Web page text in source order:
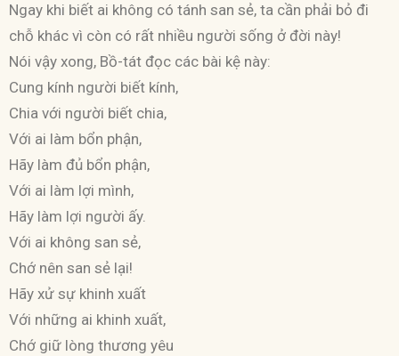
Ngay khi biết ai không có tánh san sẻ, ta cần phải bỏ đi
chỗ khác vì còn có rất nhiều người sống ở đời này!
Nói vậy xong, Bồ-tát đọc các bài kệ này:
Cung kính người biết kính,
Chia với người biết chia,
Với ai làm bổn phận,
Hãy làm đủ bổn phận,
Với ai làm lợi mình,
Hãy làm lợi người ấy.
Với ai không san sẻ,
Chớ nên san sẻ lại!
Hãy xử sự khinh xuất
Với những ai khinh xuất,
Chớ giữ lòng thương yêu